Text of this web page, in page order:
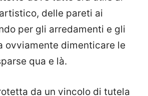
delle pareti ai
per gli arredamenti e gli
ovviamente dimenticare le
qua e là.
da un vincolo di tutela